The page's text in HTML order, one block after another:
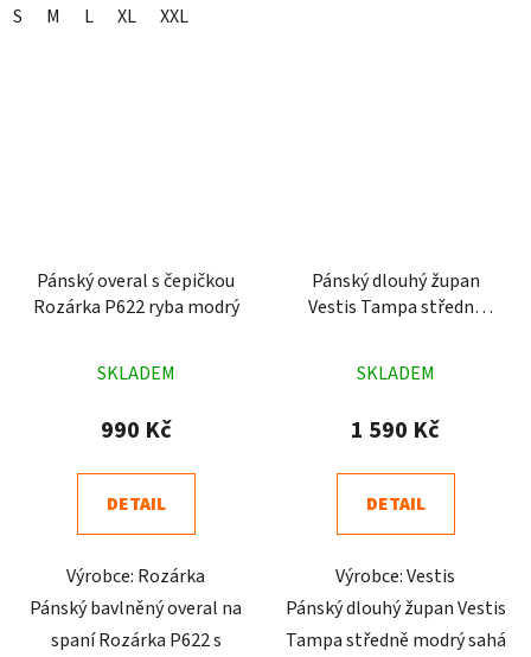
S M L XL XXL
Pánský overal s čepičkou
Rozárka P622 ryba modrý
hodnocení
produktu
4,0
z
hvězdiček.
SKLADEM
990 Kč
DETAIL
Výrobce: Rozárka
Pánský bavlněný overal na
spaní Rozárka P622 s
Pánský dlouhý župan
Vestis Tampa středně
hodnocení
produktu
5,0
z
hvězdiček.
SKLADEM
1 590 Kč
DETAIL
Výrobce: Vestis
Pánský dlouhý župan Vestis
Tampa středně modrý sahá